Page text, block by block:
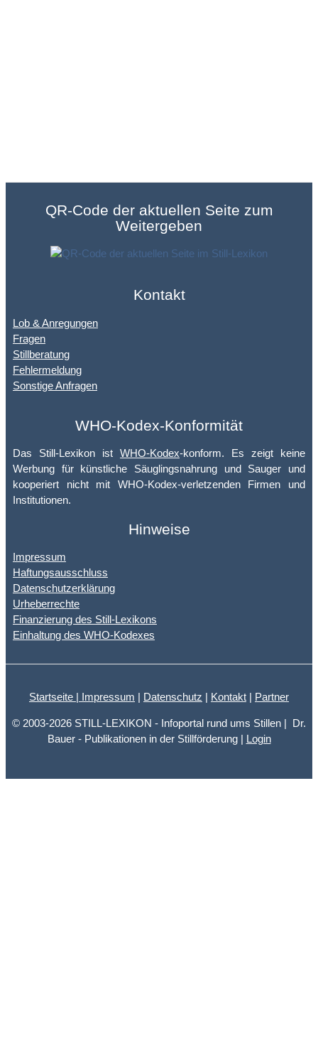
QR-Code der aktuellen Seite zum
Weitergeben
Kontakt
Lob & Anregungen
Fragen
Stillberatung
Fehlermeldung
Sonstige Anfragen
WHO-Kodex-Konformität
Das Still-Lexikon ist WHO-Kodex-konform. Es zeigt keine
Werbung für künstliche Säuglingsnahrung und Sauger und
kooperiert nicht mit WHO-Kodex-verletzenden Firmen und
Institutionen.
Hinweise
Impressum
Haftungsausschluss
Datenschutzerklärung
Urheberrechte
Finanzierung des Still-Lexikons
Einhaltung des WHO-Kodexes
Startseite | Impressum | Datenschutz | Kontakt | Partner
© 2003-2026 STILL-LEXIKON - Infoportal rund ums Stillen | Dr.
Bauer - Publikationen in der Stillförderung | Login